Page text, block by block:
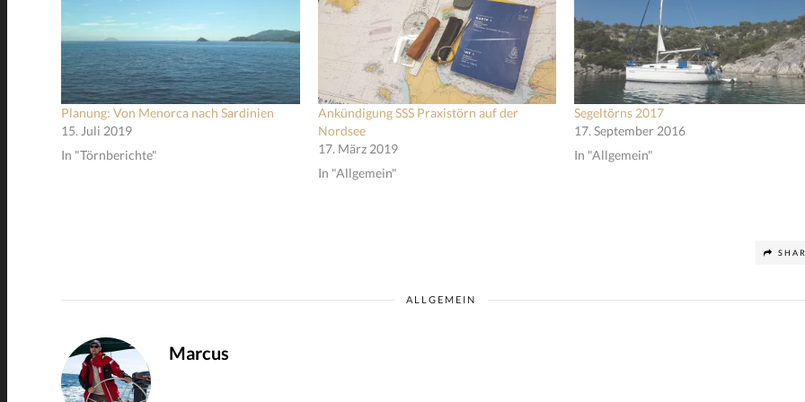
Planung: Von Menorca nach Sardinien
15. Juli 2019
In "Törnberichte"
Ankündigung SSS Praxistörn auf der
Nordsee
17. März 2019
In "Allgemein"
Segeltörns 2017
17. September 2016
In "Allgemein"
ALLGEMEIN
Marcus